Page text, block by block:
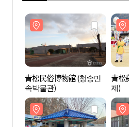
青松民俗博物館 (청송민
속박물관)
青松
제)